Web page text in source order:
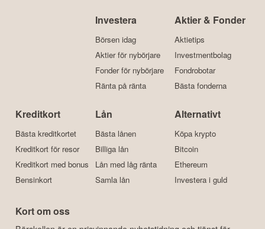
Investera
Börsen idag
Aktier för nybörjare
Fonder för nybörjare
Ränta på ränta
Aktier & Fonder
Aktietips
Investmentbolag
Fondrobotar
Bästa fonderna
Kreditkort
Bästa kreditkortet
Kreditkort för resor
Kreditkort med bonus
Bensinkort
Lån
Bästa lånen
Billiga lån
Lån med låg ränta
Samla lån
Alternativt
Köpa krypto
Bitcoin
Ethereum
Investera i guld
Kort om oss